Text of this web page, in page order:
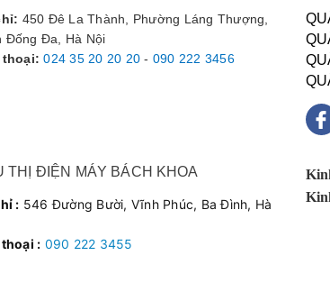
dưỡng hoặc thay thế linh kiện, vui lòng liên hệ trực
KHOA
Quốc Việt), Hà Nội.
450 Đê La Thành, Phường Láng Thượng,
Đống Đa, Hà Nội
: 024 35 20 20 20 - 090 222 3456
THỊ ĐIỆN MÁY BÁCH KHOA
: 546 Đường Bười, Vĩnh Phúc, Ba Đình, Hà
: 090 222 3455